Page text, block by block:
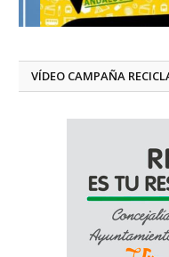
VÍDEO CAMPAÑA